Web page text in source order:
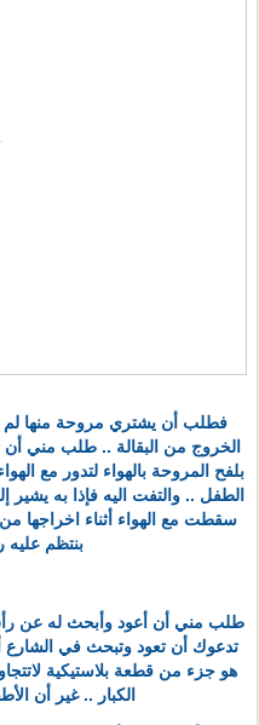
فطلب أن يشتري مروحة منها
الخروج من البقالة .. طلب مني أن
بلفح المروحة بالهواء لتدور مع
الطفل .. والتفت اليه فإذا به
سقطت مع الهواء أثناء اخراجها من
بنتظم
طلب مني أن أعود وأبحث له عن
تدعوك أن تعود وتبحث في
هو جزء من قطعة بلاستيكية
الكبار .. غير أن